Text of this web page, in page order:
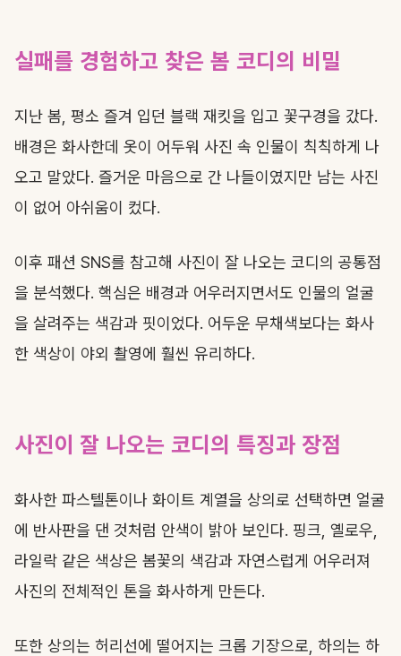
실패를 경험하고 찾은 봄 코디의 비밀
지난 봄, 평소 즐겨 입던 블랙 재킷을 입고 꽃구경을 갔다.
배경은 화사한데 옷이 어두워 사진 속 인물이 칙칙하게 나
오고 말았다. 즐거운 마음으로 간 나들이였지만 남는 사진
이 없어 아쉬움이 컸다.
이후 패션 SNS를 참고해 사진이 잘 나오는 코디의 공통점
을 분석했다. 핵심은 배경과 어우러지면서도 인물의 얼굴
을 살려주는 색감과 핏이었다. 어두운 무채색보다는 화사
한 색상이 야외 촬영에 훨씬 유리하다.
사진이 잘 나오는 코디의 특징과 장점
화사한 파스텔톤이나 화이트 계열을 상의로 선택하면 얼굴
에 반사판을 댄 것처럼 안색이 밝아 보인다. 핑크, 옐로우,
라일락 같은 색상은 봄꽃의 색감과 자연스럽게 어우러져
사진의 전체적인 톤을 화사하게 만든다.
또한 상의는 허리선에 떨어지는 크롭 기장으로, 하의는 하